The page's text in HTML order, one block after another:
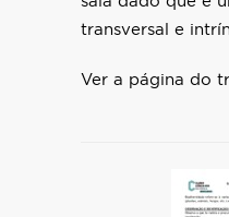
transversal e
Ver a página do